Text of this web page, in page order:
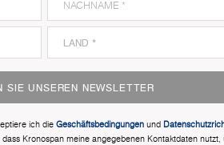
SIE UNSEREN NEWSLETTER
ich dieGeschäftsbedingungen und
Kronospan meine angegebenen Kontaktdaten nutzt,